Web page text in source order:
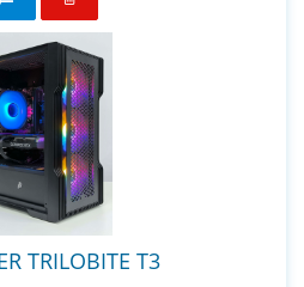
TRILOBITE T3